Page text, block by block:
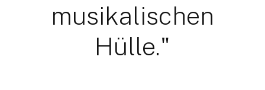
musikalischen
Hülle."